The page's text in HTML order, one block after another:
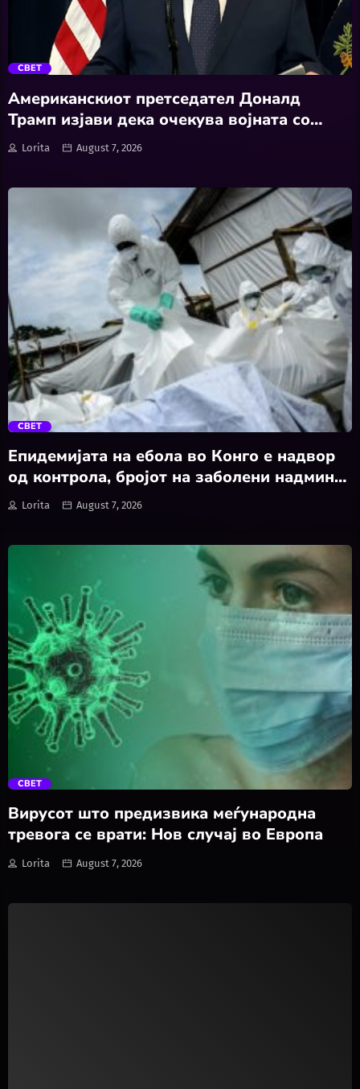
trending_flat
СВЕТ
Американскиот претседател Доналд
Трамп изјави дека очекува војната со
Иран да заврши наскоро
Lorita August 7, 2026
trending_flat
СВЕТ
Епидемијата на ебола во Конго е надвор
од контрола, бројот на заболени надмина
4.000
Lorita August 7, 2026
СВЕТ
Вирусот што предизвика меѓународна
тревога се врати: Нов случај во Европа
Lorita August 7, 2026